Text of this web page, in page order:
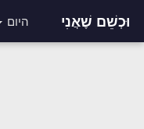
וּכְשֵׁם שֶׁאֲנִי היום